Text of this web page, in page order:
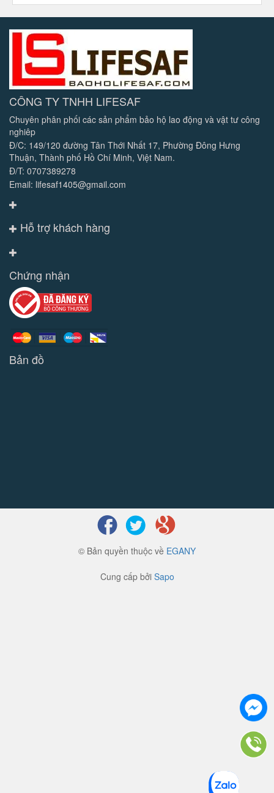
CÔNG TY TNHH LIFESAF
Chuyên phân phối các sản phẩm bảo hộ lao động và vật tư công
nghiêp
Đ/C: 149/120 đường Tân Thới Nhất 17, Phường Đông Hưng
Thuận, Thành phố Hồ Chí Minh, Việt Nam.
Đ/T: 0707389278
Email: lifesaf1405@gmail.com
Hỗ trợ khách hàng
Chứng nhận
Bản đồ
© Bản quyền thuộc về EGANY
Cung cấp bởi Sapo